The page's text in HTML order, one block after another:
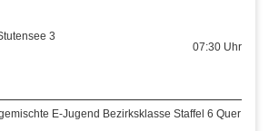
3
07:30 Uhr
E-Jugend Bezirksklasse Staffel 6 Quer